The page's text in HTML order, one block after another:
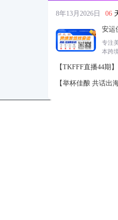
8年13月2026日 06
安运
专注
本跨
【TKFFF直播44期
带货视频
【举杯佳酿 共话出